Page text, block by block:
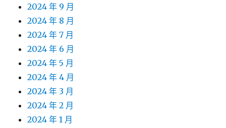
2024 年 9 月
2024 年 8 月
2024 年 7 月
2024 年 6 月
2024 年 5 月
2024 年 4 月
2024 年 3 月
2024 年 2 月
2024 年 1 月